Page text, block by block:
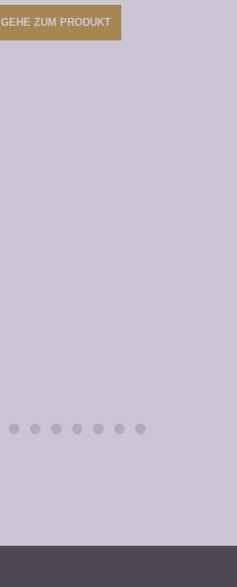
GEHE ZUM PRODUKT